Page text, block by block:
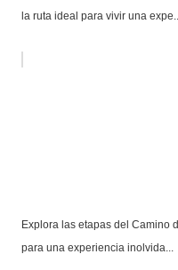
la ruta ideal para vivir una
Explora las etapas del Camino
para una experiencia inolvida...